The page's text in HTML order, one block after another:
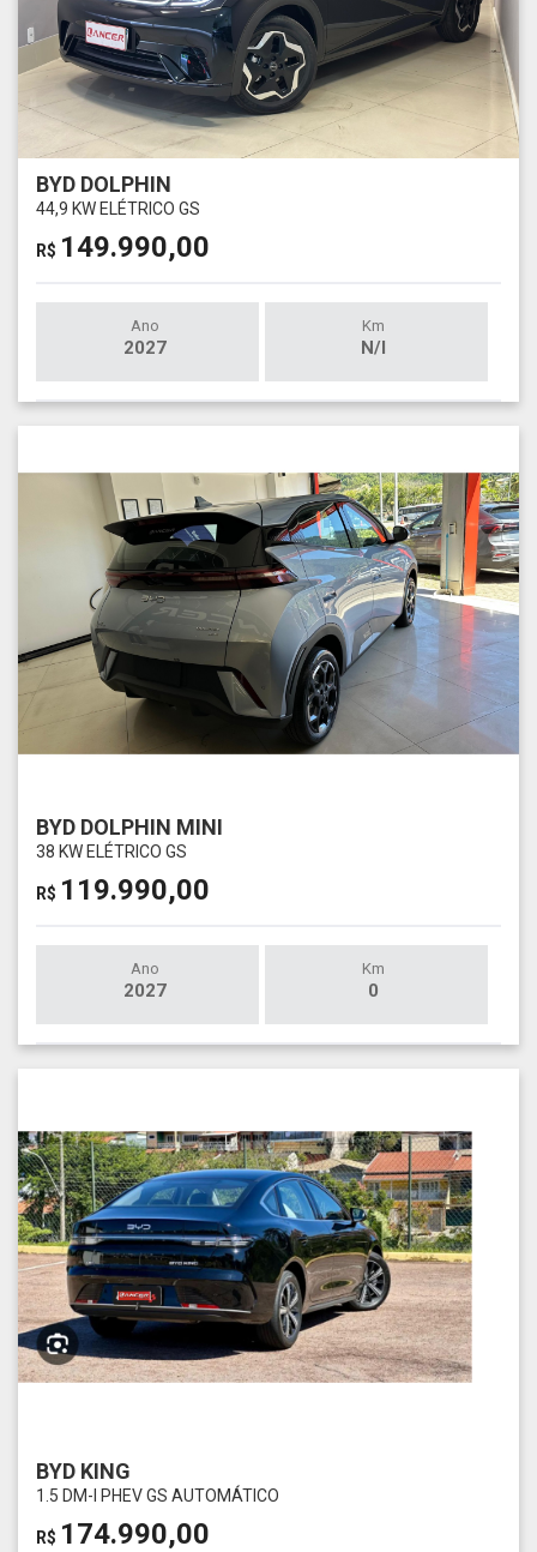
BYD DOLPHIN
44,9 KW ELÉTRICO GS
R$ 149.990,00
Ano
2027
Km
N/I
BYD DOLPHIN MINI
38 KW ELÉTRICO GS
R$ 119.990,00
Ano
2027
Km
0
BYD KING
1.5 DM-I PHEV GS AUTOMÁTICO
R$ 174.990,00